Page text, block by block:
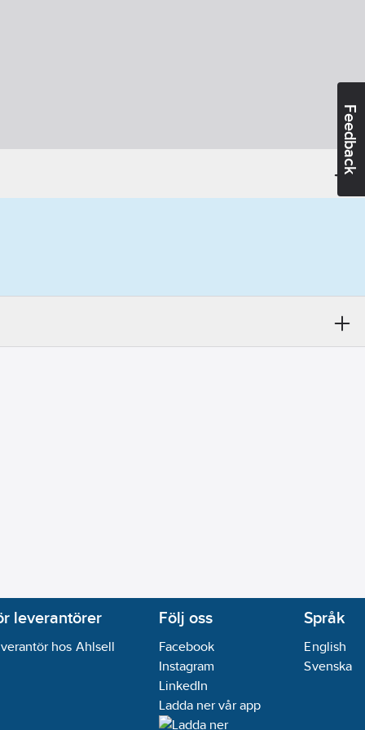
Feedback
leverantörer
hos Ahlsell
Följ oss
Facebook
Instagram
LinkedIn
Ladda ner vår app
Språk
English
Svenska